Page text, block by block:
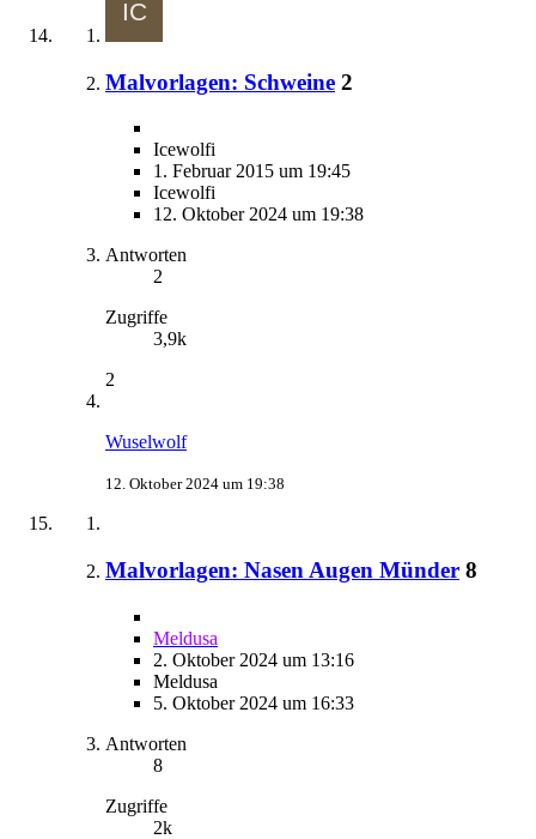
Malvorlagen: Schweine 2
Icewolfi
1. Februar 2015 um 19:45
Icewolfi
12. Oktober 2024 um 19:38
Antworten
2
Zugriffe
3,9k
2
Wuselwolf
12. Oktober 2024 um 19:38
Malvorlagen: Nasen Augen Münder 8
Meldusa
2. Oktober 2024 um 13:16
Meldusa
5. Oktober 2024 um 16:33
Antworten
8
Zugriffe
2k